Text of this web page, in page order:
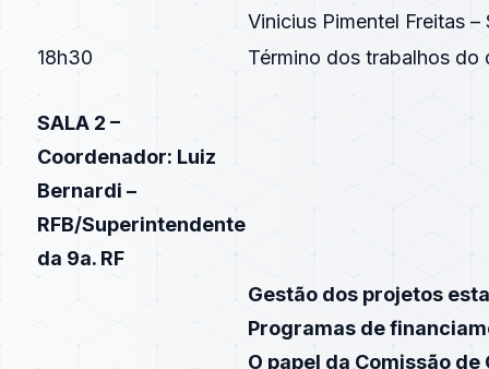
Vinicius Pimentel Freitas –
18h30
Término dos trabalhos do
SALA 2 –
Coordenador: Luiz
Bernardi –
RFB/Superintendente
da 9a. RF
Gestão dos projetos
Programas de
O papel da Comissão de